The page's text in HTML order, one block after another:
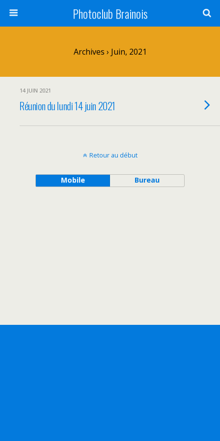
Photoclub Brainois
Archives › Juin, 2021
14 JUIN 2021
Réunion du lundi 14 juin 2021
Retour au début
Mobile Bureau